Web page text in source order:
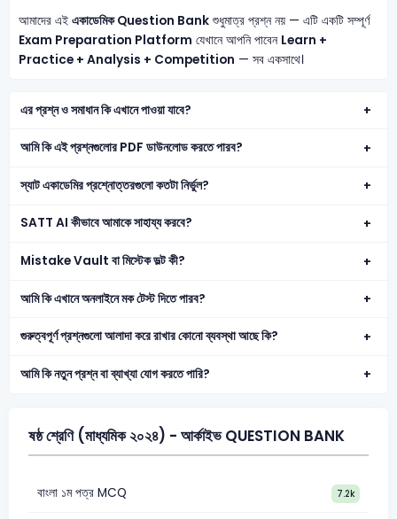
আমাদের এই একাডেমিক Question Bankশুধুমাত্র প্রশ্ন নয় — এটি একটি সম্পূর্ণ
Exam Preparation Platform যেখানে আপনি পাবেন Learn +
Practice + Analysis + Competition — সব একসাথে।
এর প্রশ্ন ও সমাধান কি এখানে পাওয়া যাবে?
আমি কি এই প্রশ্নগুলোর PDF ডাউনলোড করতে পারব?
স্যাট একাডেমির প্রশ্নোত্তরগুলো কতটা নির্ভুল?
SATT AI কীভাবে আমাকে সাহায্য করবে?
Mistake Vault বা মিস্টেক ভল্ট কী?
আমি কি এখানে অনলাইনে মক টেস্ট দিতে পারব?
গুরুত্বপূর্ণ প্রশ্নগুলো আলাদা করে রাখার কোনো ব্যবস্থা আছে কি?
আমি কি নতুন প্রশ্ন বা ব্যাখ্যা যোগ করতে পারি?
ষষ্ঠ শ্রেণি (মাধ্যমিক ২০২৪) - আর্কাইভ QUESTION BANK
বাংলা ১ম পত্র MCQ 7.2k